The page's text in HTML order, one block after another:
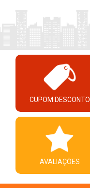
CUPOM DESCONTO
AVALIAÇÕES